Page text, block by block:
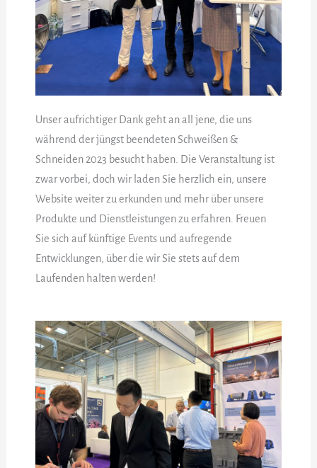
Unser aufrichtiger Dank geht an all jene, die uns
während der jüngst beendeten Schweißen &
Schneiden 2023 besucht haben. Die Veranstaltung ist
zwar vorbei, doch wir laden Sie herzlich ein, unsere
Website weiter zu erkunden und mehr über unsere
Produkte und Dienstleistungen zu erfahren. Freuen
Sie sich auf künftige Events und aufregende
Entwicklungen, über die wir Sie stets auf dem
Laufenden halten werden!